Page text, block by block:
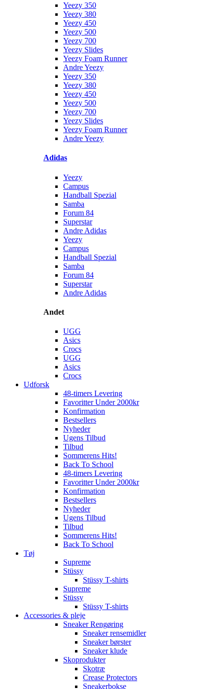
Yeezy 350
Yeezy 380
Yeezy 450
Yeezy 500
Yeezy 700
Yeezy Slides
Yeezy Foam Runner
Andre Yeezy
Yeezy 350
Yeezy 380
Yeezy 450
Yeezy 500
Yeezy 700
Yeezy Slides
Yeezy Foam Runner
Andre Yeezy
Adidas
Yeezy
Campus
Handball Spezial
Samba
Forum 84
Superstar
Andre Adidas
Yeezy
Campus
Handball Spezial
Samba
Forum 84
Superstar
Andre Adidas
Andet
UGG
Asics
Crocs
UGG
Asics
Crocs
Udforsk
48-timers Levering
Favoritter Under 2000kr
Konfirmation
Bestsellers
Nyheder
Ugens Tilbud
Tilbud
Sommerens Hits!
Back To School
48-timers Levering
Favoritter Under 2000kr
Konfirmation
Bestsellers
Nyheder
Ugens Tilbud
Tilbud
Sommerens Hits!
Back To School
Tøj
Supreme
Stüssy
Stüssy T-shirts
Supreme
Stüssy
Stüssy T-shirts
Accessories & pleje
Sneaker Rengøring
Sneaker rensemidler
Sneaker børster
Sneaker klude
Skoprodukter
Skotræ
Crease Protectors
Sneakerbokse